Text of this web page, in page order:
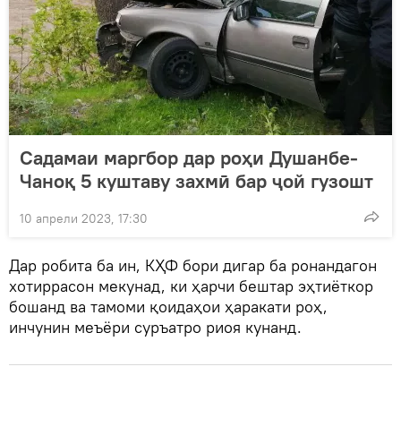
Садамаи маргбор дар роҳи Душанбе-
Чаноқ 5 куштаву захмӣ бар ҷой гузошт
10 апрели 2023, 17:30
Дар робита ба ин, КҲФ бори дигар ба ронандагон
хотиррасон мекунад, ки ҳарчи бештар эҳтиёткор
бошанд ва тамоми қоидаҳои ҳаракати роҳ,
инчунин меъёри суръатро риоя кунанд.